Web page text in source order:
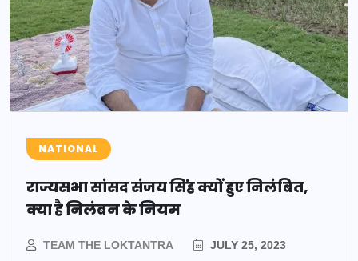
NATIONAL
राज्यसभा सांसद संजय सिंह क्यों हुए निलंबित,
क्या है निलंबन के नियम
TEAM THE LOKTANTRA JULY 25, 2023